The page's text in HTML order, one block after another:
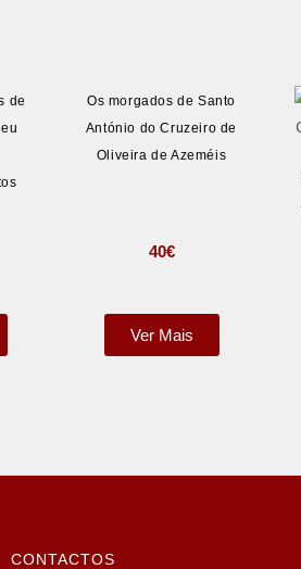
de
Os morgados de Santo
António do Cruzeiro de
Oliveira de Azeméis
40€
Ver Mais
CONTACTOS